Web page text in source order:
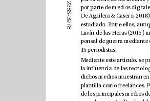
2
3
8
6
-
3
9
7
8